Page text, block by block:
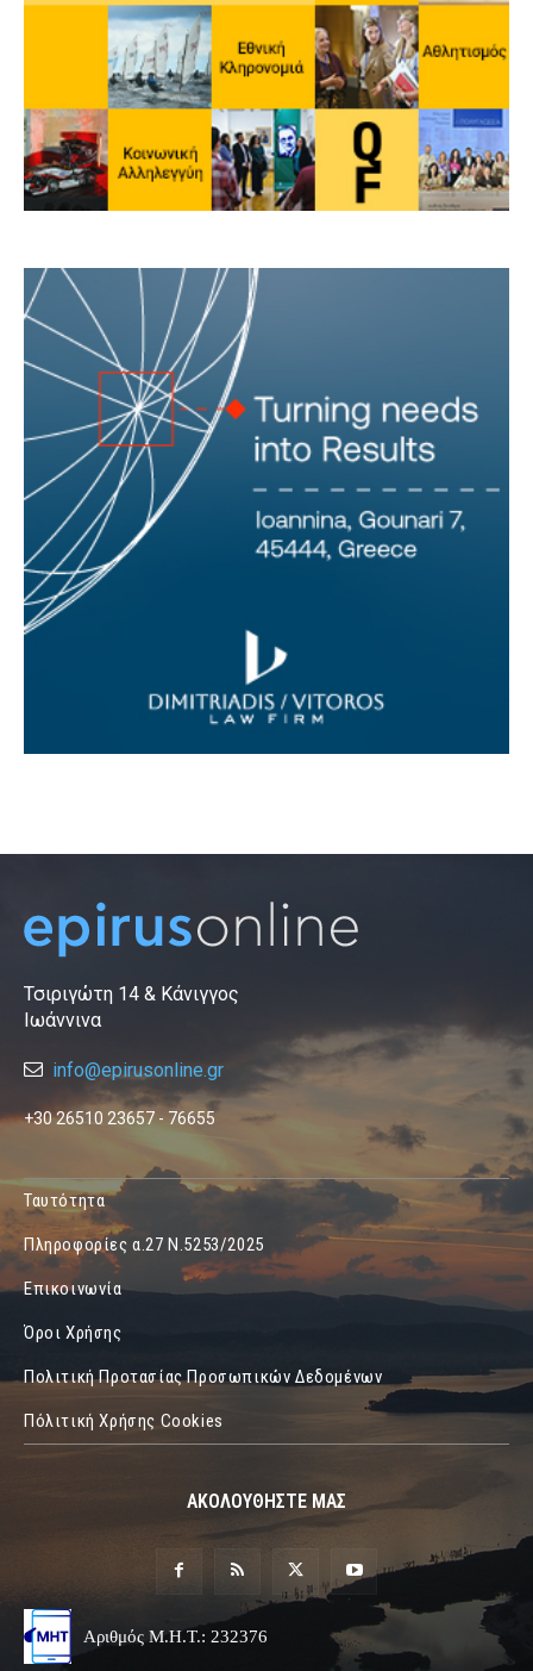
Τσιριγώτη 14 & Κάνιγγος
Ιωάννινα
info@epirusonline.gr
+30 26510 23657 - 76655
Ταυτότητα
Πληροφορίες α.27 Ν.5253/2025
Επικοινωνία
Όροι Χρήσης
Πολιτική Προτασίας Προσωπικών Δεδομένων
Πόλιτική Χρήσης Cookies
ΑΚΟΛΟΥΘΗΣΤΕ ΜΑΣ
Αριθμός Μ.Η.Τ.: 232376